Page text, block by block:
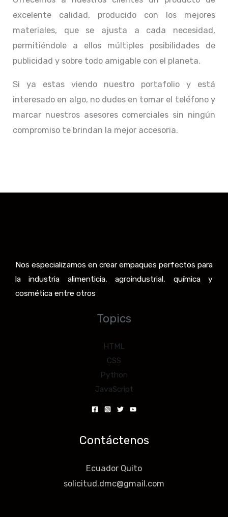
excelente calidad, producido con los mejores
materiales, que se ajusta a cada necesidad,
permitiéndole a ellos múltiples posibilidades de
publicidad y sobre todo amigable con el planeta.
Si ya estas viendo nuestro portafolio y está
interesado en algo, no dudes en tomar el teléfono y
marcar nuestros asesores comerciales sin ningún
compromiso te brindan la mejor accesoria.
Nos especializamos en crear empaques perfectos para
la industria alimenticia, agroindustrial, química y
cosmética entre otros
Topics
HTML
CSS
Python
JavaScript
Contáctenos
Ecuador Quito
solicitud.dmc@gmail.com